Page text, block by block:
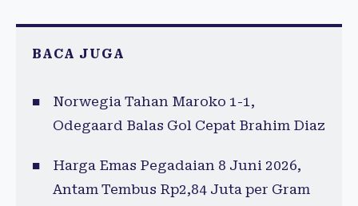
BACA JUGA
Norwegia Tahan Maroko 1-1,
Odegaard Balas Gol Cepat Brahim Diaz
Harga Emas Pegadaian 8 Juni 2026,
Antam Tembus Rp2,84 Juta per Gram